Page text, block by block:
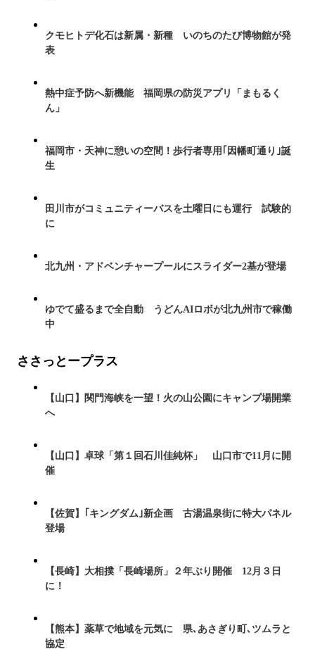
クモヒトデ化石は新属・新種 いのちのたび博物館が発
表
熱中症予防へ新機能 福岡県の防災アプリ「まもるく
ん」
福岡市・天神に憩いの空間！歩行者専用｢因幡町通り｣誕
生
田川市がコミュニティーバスを土曜日にも運行 試験的
に
北九州・アドベンチャープールにスライダー2基が登場
ゆでて盛るまで全自動 うどんAIロボが北九州市で稼働
中
ささっとープラス
【山口】関門海峡を一望！火の山公園にキャンプ場開業
へ
【山口】卓球「第１回石川佳純杯」 山口市で11月に開
催
【佐賀】｢キングダム｣新企画 古湯温泉街に特大パネル
登場
【長崎】大相撲「長崎場所」２年ぶり開催 12月３日
に！
【熊本】薬草で地域を元気に 県､あさぎり町､ツムラと
協定